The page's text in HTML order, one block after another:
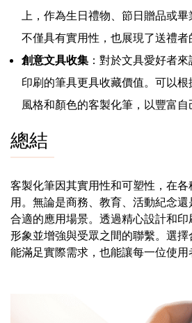
上，作為生日禮物、節日贈品或
不僅具有實用性，也展現了送禮者
創意文具收集 ：對於文具愛好者
印刷的筆具更具收藏價值。可以
風格和顏色的客製化筆，以豐富自
總結
客製化筆因其實用性和可塑性，在
用。無論是商務、教育、活動紀念
合適的應用場景。透過精心設計和
形象並增強與受眾之間的聯繫。選
能滿足實際需求，也能讓每一位使用